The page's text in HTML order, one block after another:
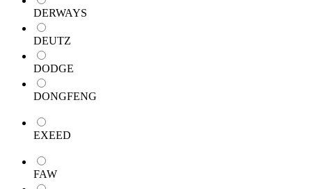
DERWAYS
DEUTZ
DODGE
DONGFENG
EXEED
FAW